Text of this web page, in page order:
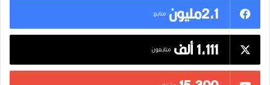
2,1مليون
متابع
1,111 ألف متابعون